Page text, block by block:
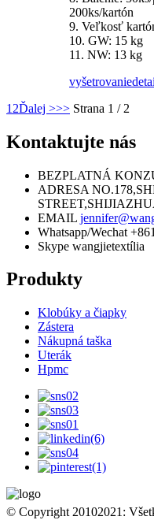
200ks/kartón
9. Veľkosť
10. GW: 15 kg
11. NW: 13 kg
vyšetrovanie
1 2Ďalej >>> Strana 1 / 2
Kontaktujte nás
BEZPLATNÁ
ADRESA
EMAIL
Whatsapp/Wechat
Skype wangjietextília
Produkty
Klobúky a čiapky
Zástera
Nákupná taška
Uterák
Hpmc
© Copyright 20102021: